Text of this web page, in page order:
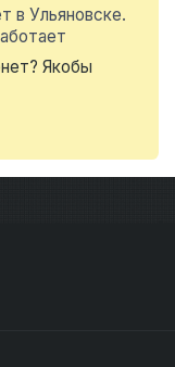
в Ульяновске.
Якобы